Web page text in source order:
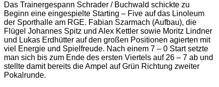
Das Trainergespann Schrader / Buchwald schickte zu
Beginn eine eingespielte Starting – Five auf das Linoleum
der Sporthalle am RGE. Fabian Szarmach (Aufbau), die
Flügel Johannes Spitz und Alex Kettler sowie Moritz Lindner
und Lukas Erdhütter auf den großen Positionen agierten mit
viel Energie und Spielfreude. Nach einem 7 – 0 Start setzte
man sich bis zum Ende des ersten Viertels auf 26 – 7 ab und
stellte damit bereits die Ampel auf Grün Richtung zweiter
Pokalrunde.